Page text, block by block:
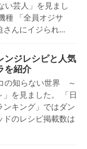
い芸人」を見まし
種 「全員オジサ
さんにイジられ...
ンジレシピと人気
を紹介
の知らない世界 ～
を見ました。 「日
ンキング」ではダン
ドのレシピ掲載数は